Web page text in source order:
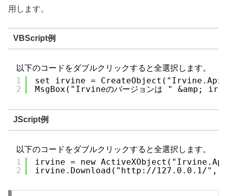
用します。
VBScript例
以下のコードをダブルクリックすると全選択します。
1
2
set irvine =
MsgBox("Irvineのバージョンは " &amp;
JScript例
以下のコードをダブルクリックすると全選択します。
1
2
irvine = new
irvine.Download("http://127.0.0.1/",